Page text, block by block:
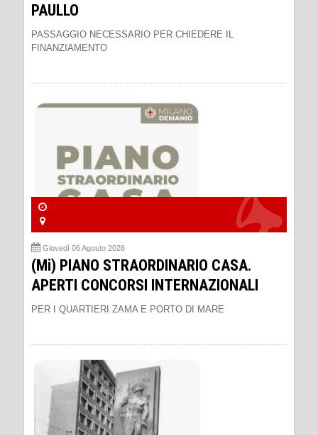
PAULLO
PASSAGGIO NECESSARIO PER CHIEDERE IL
FINANZIAMENTO
Giovedì 06 Agosto 2026
(Mi) PIANO STRAORDINARIO CASA.
APERTI CONCORSI INTERNAZIONALI
PER I QUARTIERI ZAMA E PORTO DI MARE